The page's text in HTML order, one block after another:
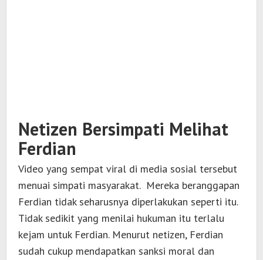
Netizen Bersimpati Melihat
Ferdian
Video yang sempat viral di media sosial tersebut
menuai simpati masyarakat. Mereka beranggapan
Ferdian tidak seharusnya diperlakukan seperti itu.
Tidak sedikit yang menilai hukuman itu terlalu
kejam untuk Ferdian. Menurut netizen, Ferdian
sudah cukup mendapatkan sanksi moral dan